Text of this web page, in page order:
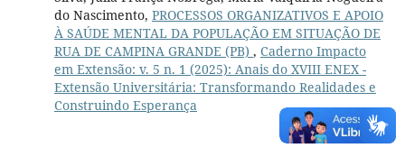
do Nascimento, PROCESSOS ORGANIZATIVOS E APOIO
À SAÚDE MENTAL DA POPULAÇÃO EM SITUAÇÃO DE
RUA DE CAMPINA GRANDE (PB) , Caderno Impacto
em Extensão: v. 5 n. 1 (2025): Anais do XVIII ENEX -
Extensão Universitária: Transformando Realidades e
Construindo Esperança